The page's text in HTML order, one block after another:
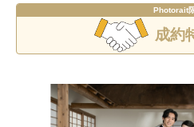
撮影料 新婦衣装
ヘアメイ
衣装追加
家族と撮影 家族用衣装レ
Photorait
成約